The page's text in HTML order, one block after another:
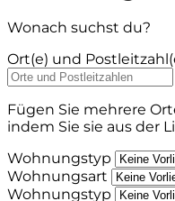
Wonach suchst du?
Ort(e) und
Fügen Sie mehrere
indem Sie sie aus der
Wohnungstyp
Wohnungsart
Wohnungstyp